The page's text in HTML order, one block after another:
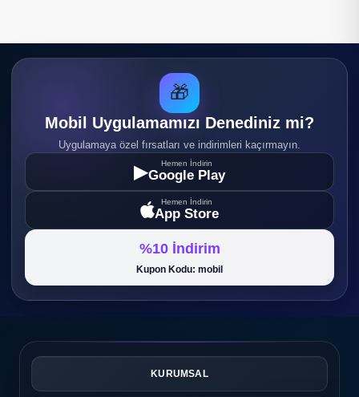
🎁
Mobil Uygulamamızı Denediniz mi?
Uygulamaya özel fırsatları ve indirimleri kaçırmayın.
▶ Hemen İndirin
Google Play
Hemen İndirin
App Store
%10 İndirim
Kupon Kodu: mobil
KURUMSAL